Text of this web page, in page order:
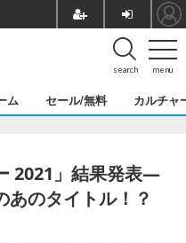
menu
search
ム セール/無料 カルチャ
2021」結果発表―
あのタイトル！？